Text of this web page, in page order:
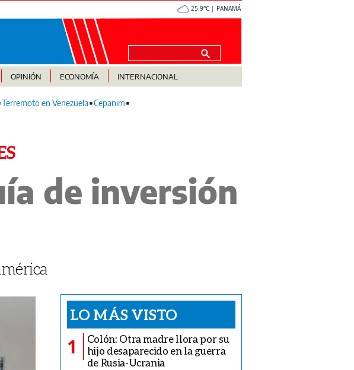
25.9°C | PANAMÁ
OPINIÓN ECONOMÍA INTERNACIONAL
Terremoto en Venezuela Cepanim
de inversión
LO MÁS VISTO
1
Colón: Otra madre llora por su
hijo desaparecido en la guerra
de Rusia-Ucrania